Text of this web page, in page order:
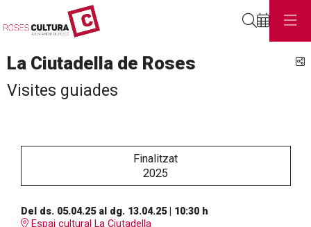
La Ciutadella de Roses
Visites guiades
Finalitzat
2025
Del ds. 05.04.25al dg. 13.04.25| 10:30 h
Espai cultural La Ciutadella